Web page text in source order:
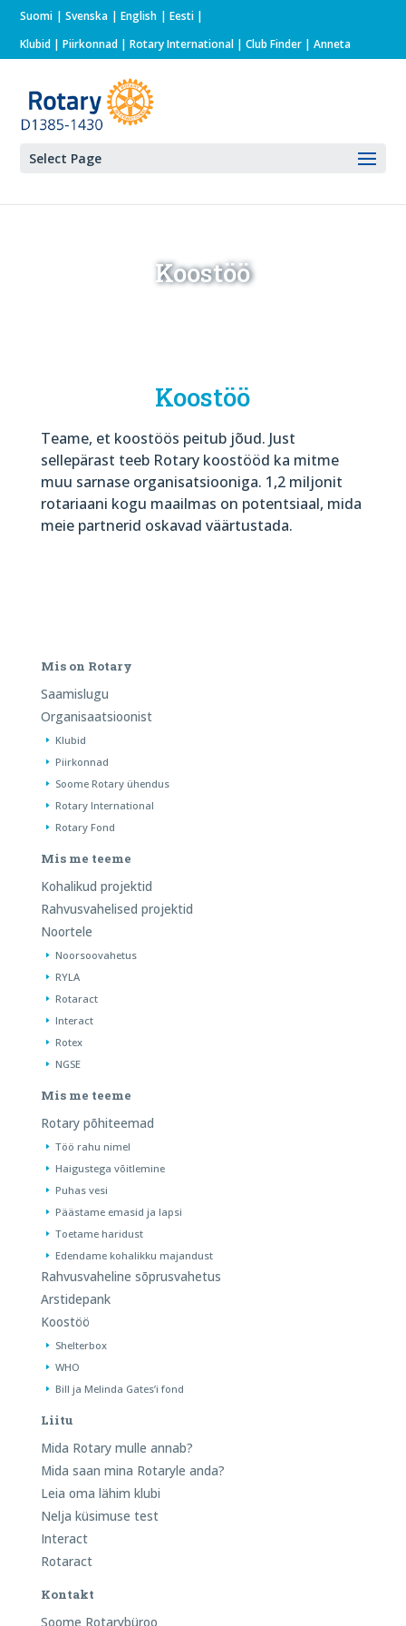
Suomi Svenska English
Eesti
Klubid |Piirkonnad |Rotary International | Club Finder | Anneta
Select Page
Koostöö
Koostöö
Teame, et koostöös peitub jõud. Just
sellepärast teeb Rotary koostööd ka mitme
muu sarnase organisatsiooniga. 1,2 miljonit
rotariaani kogu maailmas on potentsiaal, mida
meie partnerid oskavad väärtustada.
Mis on Rotary
Saamislugu
Organisaatsioonist
Klubid
Piirkonnad
Soome Rotary ühendus
Rotary International
Rotary Fond
Mis me teeme
Kohalikud projektid
Rahvusvahelised projektid
Noortele
Noorsoovahetus
RYLA
Rotaract
Interact
Rotex
NGSE
Mis me teeme
Rotary põhiteemad
Töö rahu nimel
Haigustega võitlemine
Puhas vesi
Päästame emasid ja lapsi
Toetame haridust
Edendame kohalikku majandust
Rahvusvaheline sõprusvahetus
Arstidepank
Koostöö
Shelterbox
WHO
Bill ja Melinda Gates’i fond
Liitu
Mida Rotary mulle annab?
Mida saan mina Rotaryle anda?
Leia oma lähim klubi
Nelja küsimuse test
Interact
Rotaract
Kontakt
Soome Rotarybüroo